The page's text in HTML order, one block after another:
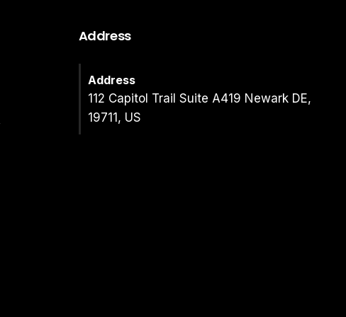
Address
Address
112 Capitol Trail Suite A419 Newark DE,
19711, US